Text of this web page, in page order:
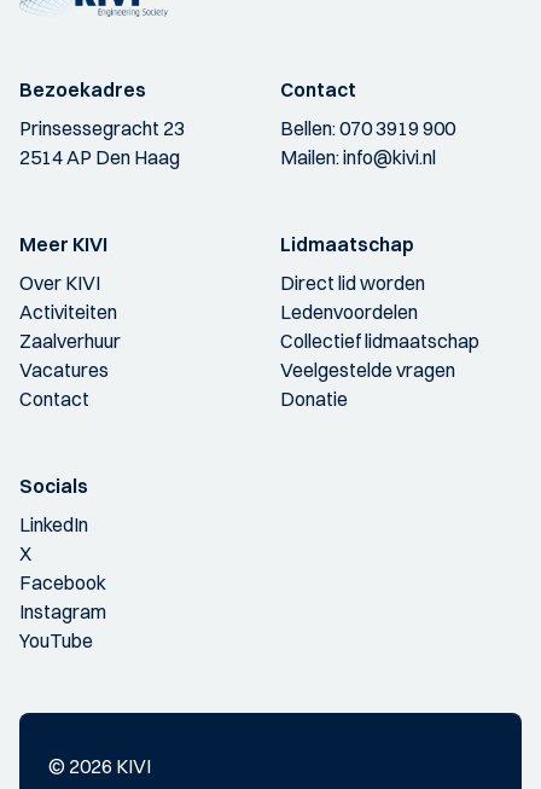
Bezoekadres
Prinsessegracht 23
2514 AP Den Haag
Contact
Bellen:070 3919 900
Mailen:info@kivi.nl
Meer KIVI
Over KIVI
Activiteiten
Zaalverhuur
Vacatures
Contact
Lidmaatschap
Direct lid worden
Ledenvoordelen
Collectief lidmaatschap
Veelgestelde vragen
Donatie
Socials
LinkedIn
X
Facebook
Instagram
YouTube
© 2026 KIVI